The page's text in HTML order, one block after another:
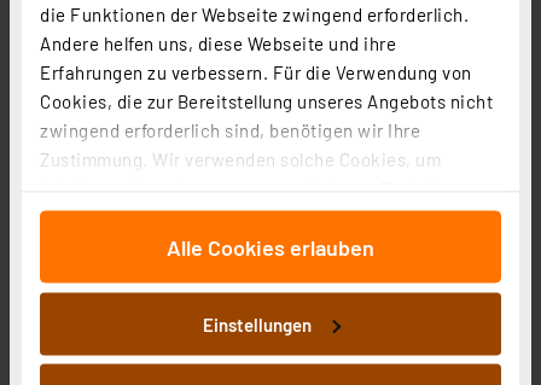
die Funktionen der Webseite zwingend erforderlich.
Andere helfen uns, diese Webseite und ihre
Erfahrungen zu verbessern. Für die Verwendung von
Cookies, die zur Bereitstellung unseres Angebots nicht
zwingend erforderlich sind, benötigen wir Ihre
Zustimmung. Wir verwenden solche Cookies, um
für soziale Medien anbieten zu können und die Zugriffe
auf unsere Website zu analysieren. Außerdem geben
wir Informationen zu Ihrer Verwendung unserer Website
an unsere Partner für soziale Medien, Werbung und
Analysen weiter. Unsere Partner führen diese
Informationen möglicherweise mit weiteren Daten
Alle Cookies erlauben
Einstellungen
GP Taschenlampe C105, 50lumen
Artikel-Nr. 254566
6,95 €